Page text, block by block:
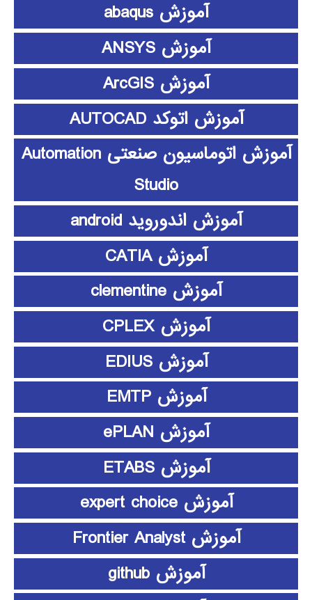
آموزش abaqus
آموزش ANSYS
آموزش ArcGIS
آموزش اتوکد AUTOCAD
آموزش اتوماسیون صنعتی Automation
Studio
آموزش اندوروید android
آموزش CATIA
آموزش clementine
آموزش CPLEX
آموزش EDIUS
آموزش EMTP
آموزش ePLAN
آموزش ETABS
آموزش expert choice
آموزش Frontier Analyst
آموزش github